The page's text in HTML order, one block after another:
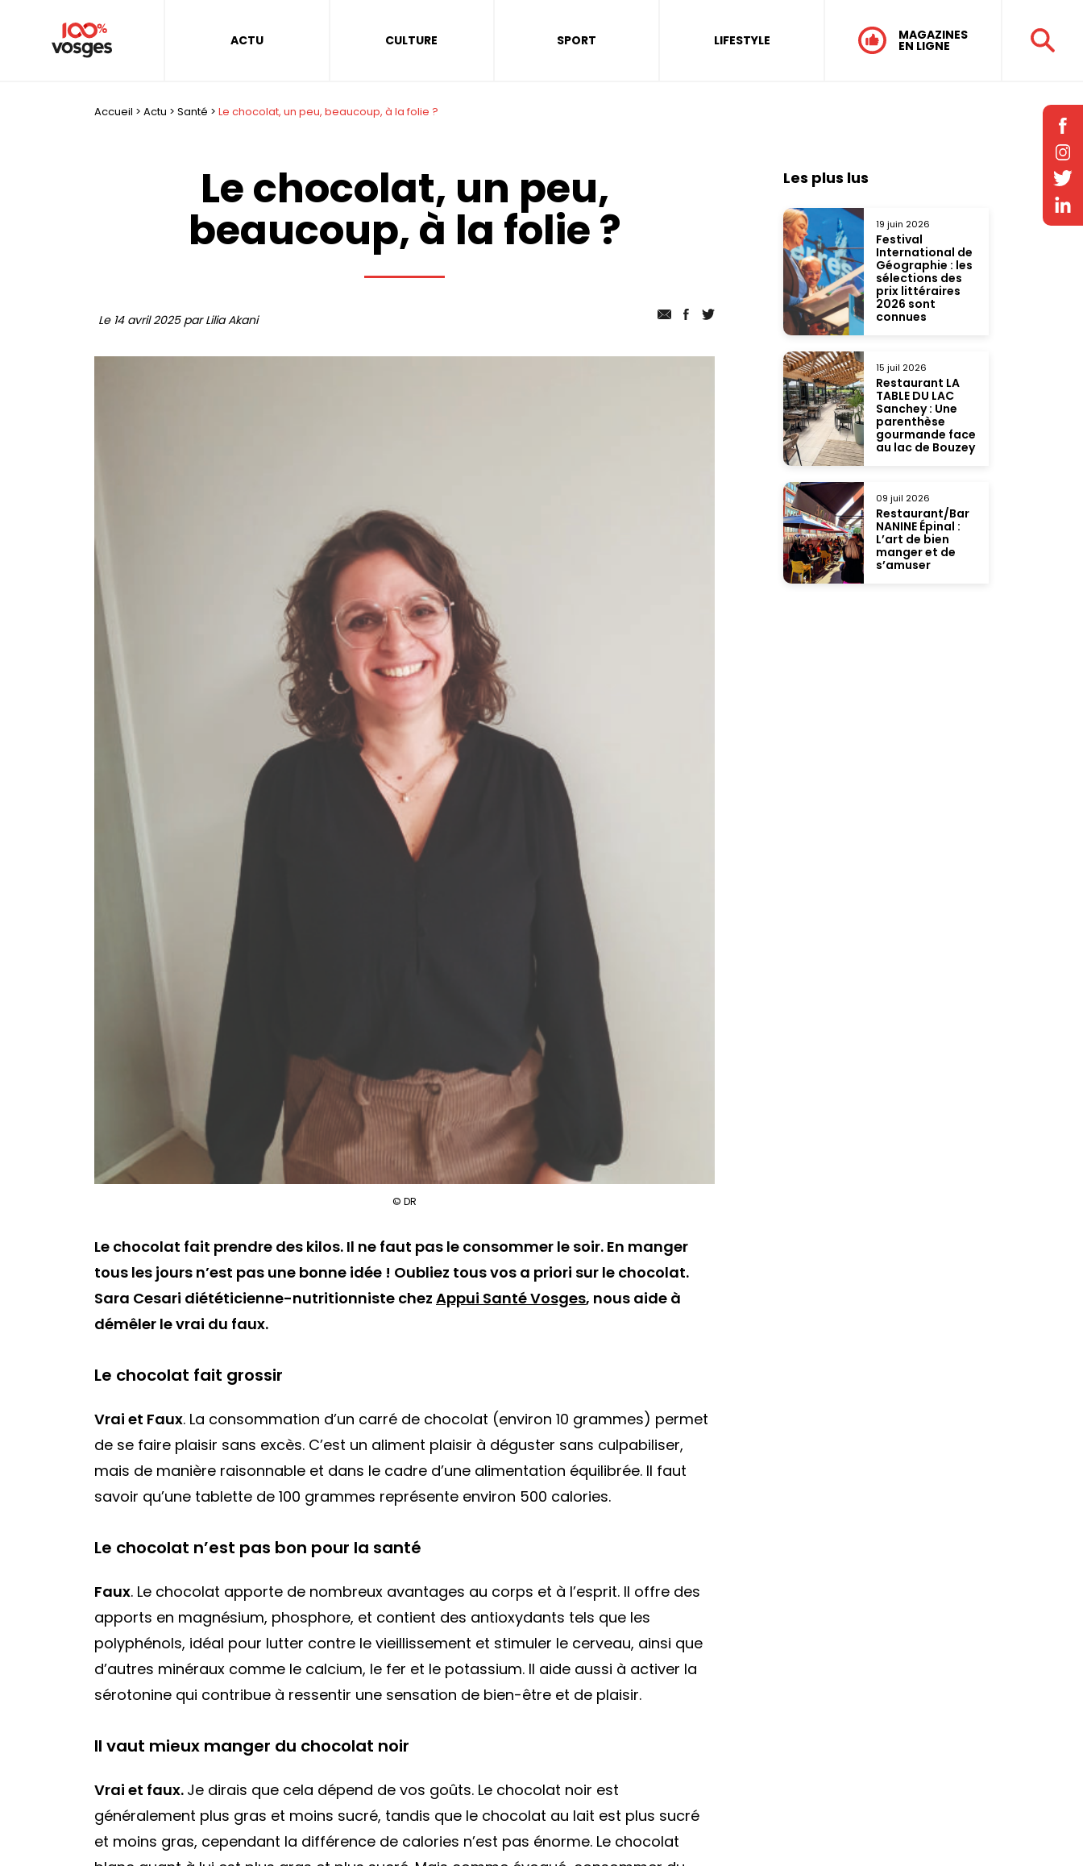
ACTU CULTURE SPORT LIFESTYLE MAGAZINES
EN LIGNE
Accueil > Actu > Santé > Le chocolat, un peu, beaucoup, à la folie ?
Le chocolat, un peu,
beaucoup, à la folie ?
Le 14 avril 2025 par Lilia Akani
© DR
Le chocolat fait prendre des kilos. Il ne faut pas le consommer le soir. En manger
tous les jours n’est pas une bonne idée ! Oubliez tous vos a priori sur le chocolat.
Sara Cesari diététicienne-nutritionniste chez Appui Santé Vosges, nous aide à
démêler le vrai du faux.
Le chocolat fait grossir
Vrai et Faux. La consommation d’un carré de chocolat (environ 10 grammes) permet
de se faire plaisir sans excès. C’est un aliment plaisir à déguster sans culpabiliser,
mais de manière raisonnable et dans le cadre d’une alimentation équilibrée. Il faut
savoir qu’une tablette de 100 grammes représente environ 500 calories.
Le chocolat n’est pas bon pour la santé
Faux. Le chocolat apporte de nombreux avantages au corps et à l’esprit. Il offre des
apports en magnésium, phosphore, et contient des antioxydants tels que les
polyphénols, idéal pour lutter contre le vieillissement et stimuler le cerveau, ainsi que
d’autres minéraux comme le calcium, le fer et le potassium. Il aide aussi à activer la
sérotonine qui contribue à ressentir une sensation de bien-être et de plaisir.
Il vaut mieux manger du chocolat noir
Vrai et faux. Je dirais que cela dépend de vos goûts. Le chocolat noir est
généralement plus gras et moins sucré, tandis que le chocolat au lait est plus sucré
et moins gras, cependant la différence de calories n’est pas énorme. Le chocolat
Les plus lus
19 juin 2026
Festival
International de
Géographie : les
sélections des
prix littéraires
2026 sont
connues
15 juil 2026
Restaurant LA
TABLE DU LAC
Sanchey : Une
parenthèse
gourmande face
au lac de Bouzey
09 juil 2026
Restaurant/Bar
NANINE Épinal :
L’art de bien
manger et de
s’amuser